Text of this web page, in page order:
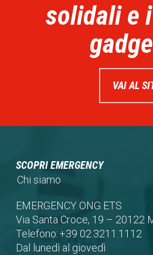
solidali e
VAI AL
SCOPRI EMERGENCY
Chi siamo
EMERGENCY ONG ETS
Via Santa Croce, 19 – 20122
Telefono:+39 02.3211.1112
Dal lunedì al giovedì